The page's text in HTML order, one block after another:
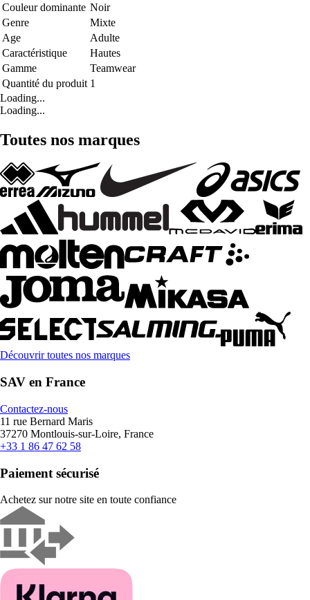
Couleur dominante Noir
Genre
Mixte
Age
Adulte
Caractéristique
Hautes
Gamme
Teamwear
Quantité du produit 1
Loading...
Loading...
Toutes nos marques
Découvrir toutes nos marques
SAV en France
Contactez-nous
11 rue Bernard Maris
37270 Montlouis-sur-Loire, France
+33 1 86 47 62 58
Paiement sécurisé
Achetez sur notre site en toute confiance